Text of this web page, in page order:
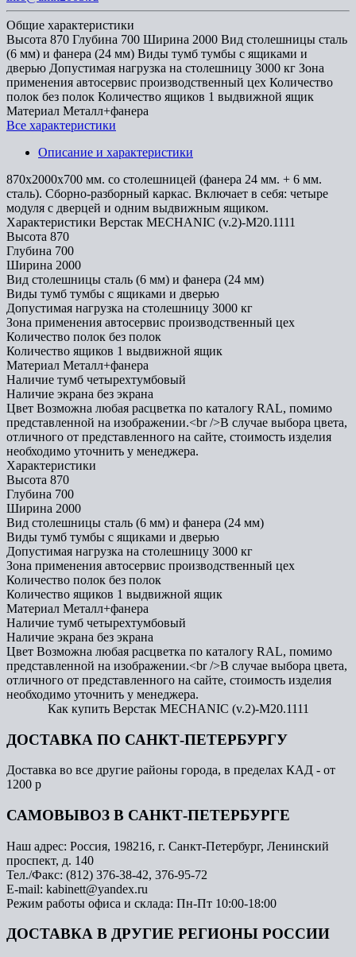
Общие характеристики
Высота 870 Глубина 700 Ширина 2000 Вид столешницы сталь
(6 мм) и фанера (24 мм) Виды тумб тумбы с ящиками и
дверью Допустимая нагрузка на столешницу 3000 кг Зона
применения автосервис производственный цех Количество
полок без полок Количество ящиков 1 выдвижной ящик
Материал Металл+фанера
Все характеристики
Описание и характеристики
870х2000х700 мм. со столешницей (фанера 24 мм. + 6 мм.
сталь). Сборно-разборный каркас. Включает в себя: четыре
модуля с дверцей и одним выдвижным ящиком.
Характеристики Верстак MECHANIC (v.2)-М20.1111
Высота 870
Глубина 700
Ширина 2000
Вид столешницы сталь (6 мм) и фанера (24 мм)
Виды тумб тумбы с ящиками и дверью
Допустимая нагрузка на столешницу 3000 кг
Зона применения автосервис производственный цех
Количество полок без полок
Количество ящиков 1 выдвижной ящик
Материал Металл+фанера
Наличие тумб четырехтумбовый
Наличие экрана без экрана
Цвет Возможна любая расцветка по каталогу RAL, помимо
представленной на изображении.<br />В случае выбора цвета,
отличного от представленного на сайте, стоимость изделия
необходимо уточнить у менеджера.
Характеристики
Высота 870
Глубина 700
Ширина 2000
Вид столешницы сталь (6 мм) и фанера (24 мм)
Виды тумб тумбы с ящиками и дверью
Допустимая нагрузка на столешницу 3000 кг
Зона применения автосервис производственный цех
Количество полок без полок
Количество ящиков 1 выдвижной ящик
Материал Металл+фанера
Наличие тумб четырехтумбовый
Наличие экрана без экрана
Цвет Возможна любая расцветка по каталогу RAL, помимо
представленной на изображении.<br />В случае выбора цвета,
отличного от представленного на сайте, стоимость изделия
необходимо уточнить у менеджера.
Как купить Верстак MECHANIC (v.2)-М20.1111
ДОСТАВКА ПО САНКТ-ПЕТЕРБУРГУ
Доставка во все другие районы города, в пределах КАД - от
1200 р
САМОВЫВОЗ В САНКТ-ПЕТЕРБУРГЕ
Наш адрес: Россия, 198216, г. Санкт-Петербург, Ленинский
проспект, д. 140
Тел./Факс: (812) 376-38-42, 376-95-72
E-mail: kabinett@yandex.ru
Режим работы офиса и склада: Пн-Пт 10:00-18:00
ДОСТАВКА В ДРУГИЕ РЕГИОНЫ РОССИИ